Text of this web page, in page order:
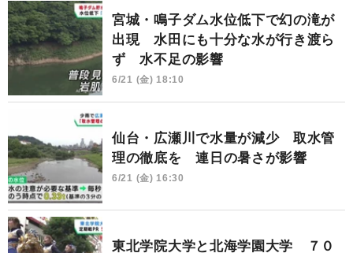
宮城・鳴子ダム水位低下で幻の滝が
出現 水田にも十分な水が行き渡ら
ず 水不足の影響
6/21 (金) 18:10
仙台・広瀬川で水量が減少 取水管
理の徹底を 連日の暑さが影響
6/21 (金) 16:30
東北学院大学と北海学園大学 ７０